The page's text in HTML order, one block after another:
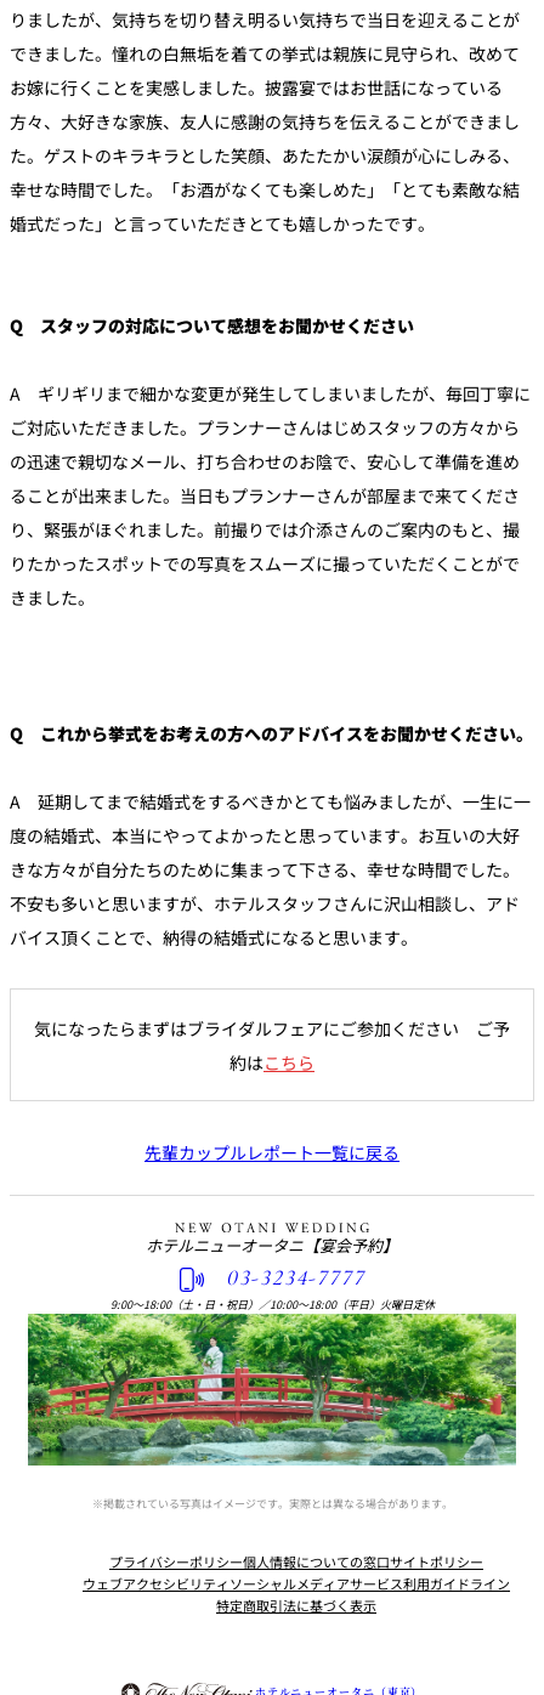
りましたが、気持ちを切り替え明るい気持ちで当日を迎えることが
できました。憧れの白無垢を着ての挙式は親族に見守られ、改めて
お嫁に行くことを実感しました。披露宴ではお世話になっている
方々、大好きな家族、友人に感謝の気持ちを伝えることができまし
た。ゲストのキラキラとした笑顔、あたたかい涙顔が心にしみる、
幸せな時間でした。「お酒がなくても楽しめた」「とても素敵な結
婚式だった」と言っていただきとても嬉しかったです。
Q スタッフの対応について感想をお聞かせください
A ギリギリまで細かな変更が発生してしまいましたが、毎回丁寧に
ご対応いただきました。プランナーさんはじめスタッフの方々から
の迅速で親切なメール、打ち合わせのお陰で、安心して準備を進め
ることが出来ました。当日もプランナーさんが部屋まで来てくださ
り、緊張がほぐれました。前撮りでは介添さんのご案内のもと、撮
りたかったスポットでの写真をスムーズに撮っていただくことがで
きました。
Q これから挙式をお考えの方へのアドバイスをお聞かせください。
A 延期してまで結婚式をするべきかとても悩みましたが、一生に一
度の結婚式、本当にやってよかったと思っています。お互いの大好
きな方々が自分たちのために集まって下さる、幸せな時間でした。
不安も多いと思いますが、ホテルスタッフさんに沢山相談し、アド
バイス頂くことで、納得の結婚式になると思います。
気になったらまずはブライダルフェアにご参加ください ご予
約はこちら
先輩カップルレポート一覧に戻る
ホテルニューオータニ 【宴会予約】
03-3234-7777
9:00〜18:00（土・日・祝日） ／10:00〜18:00（平日）火曜日定休
※掲載されている写真はイメージです。実際とは異なる場合があります。
プライバシーポリシー個人情報についての窓口サイトポリシー
ウェブアクセシビリティソーシャルメディアサービス利用ガイドライン
特定商取引法に基づく表示